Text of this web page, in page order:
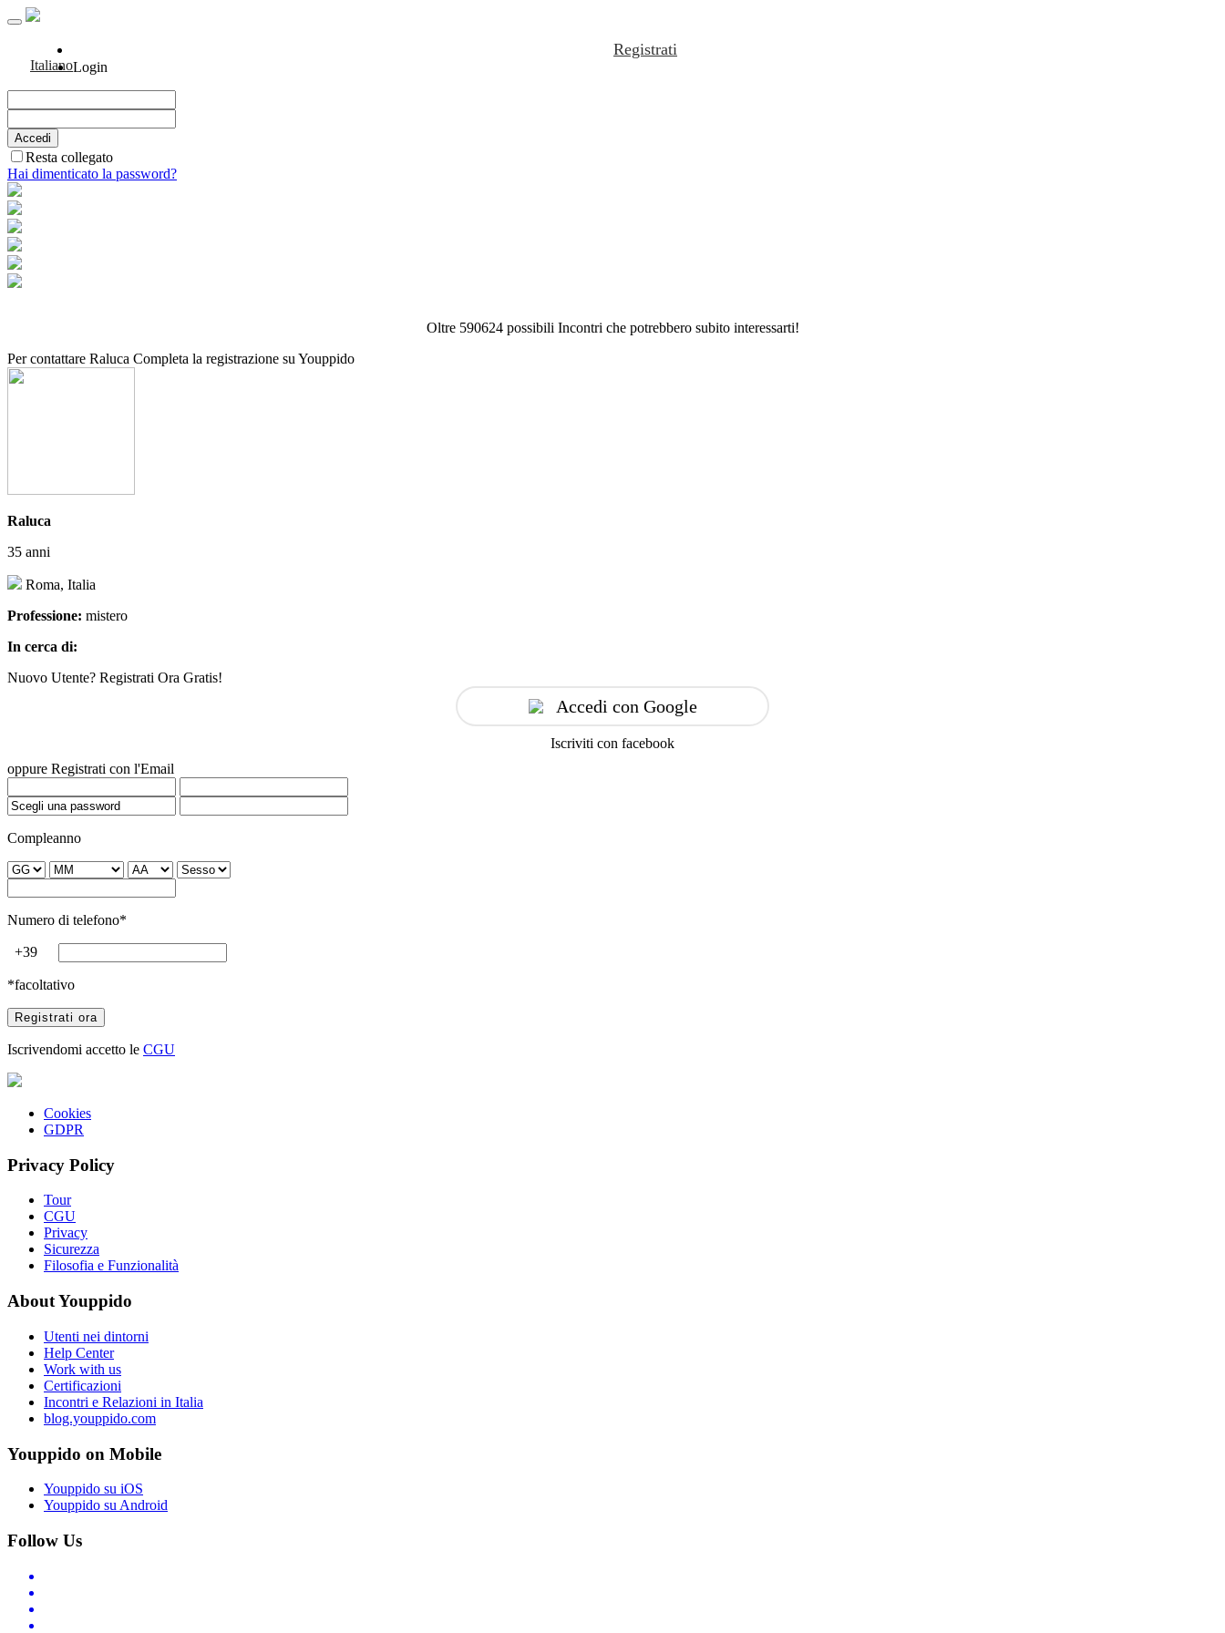
Italiano
Registrati
Login
Resta collegato
Hai dimenticato la password?
Oltre 590624 possibili Incontri che potrebbero subito interessarti!
Per contattare Raluca Completa la registrazione su Youppido
Raluca
35 anni
Roma, Italia
Professione: mistero
In cerca di:
Nuovo Utente? Registrati Ora Gratis!
Accedi con Google
Iscriviti con facebook
oppure Registrati con l'Email
Compleanno
Numero di telefono*
+39
*facoltativo
Iscrivendomi accetto le CGU
Cookies
GDPR
Privacy Policy
Tour
CGU
Privacy
Sicurezza
Filosofia e Funzionalità
About Youppido
Utenti nei dintorni
Help Center
Work with us
Certificazioni
Incontri e Relazioni in Italia
blog.youppido.com
Youppido on Mobile
Youppido su iOS
Youppido su Android
Follow Us